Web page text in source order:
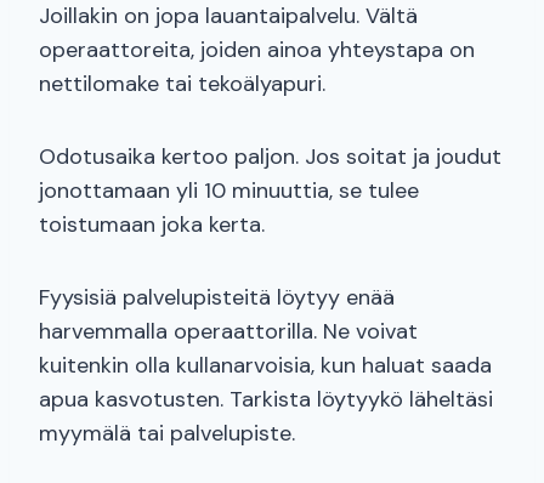
Joillakin on jopa lauantaipalvelu. Vältä
operaattoreita, joiden ainoa yhteystapa on
nettilomake tai tekoälyapuri.
Odotusaika kertoo paljon. Jos soitat ja joudut
jonottamaan yli 10 minuuttia, se tulee
toistumaan joka kerta.
Fyysisiä palvelupisteitä löytyy enää
harvemmalla operaattorilla. Ne voivat
kuitenkin olla kullanarvoisia, kun haluat saada
apua kasvotusten. Tarkista löytyykö läheltäsi
myymälä tai palvelupiste.